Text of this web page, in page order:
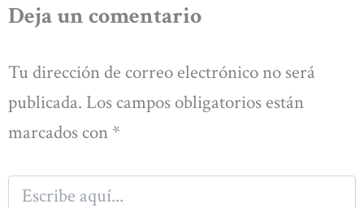
Deja un comentario
Tu dirección de correo electrónico no será
publicada. Los campos obligatorios están
marcados con *
Escribe
aquí...